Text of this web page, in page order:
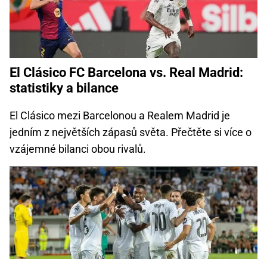
El Clásico FC Barcelona vs. Real Madrid:
statistiky a bilance
El Clásico mezi Barcelonou a Realem Madrid je
jedním z největších zápasů světa. Přečtěte si více o
vzájemné bilanci obou rivalů.